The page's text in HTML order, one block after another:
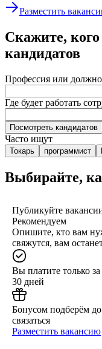
Разместить
Скажите,
кандидатов
Профессия или
Где будет работать
Посмотреть кандидатов
Часто ищут
Токарь программист
Выбирайте,
Публикуйте
Рекомендуем
Опишите, кто вам
свяжутся, вам
Вы платите только
30 дней
Бонусом подберём
связаться
Разместить вакансию